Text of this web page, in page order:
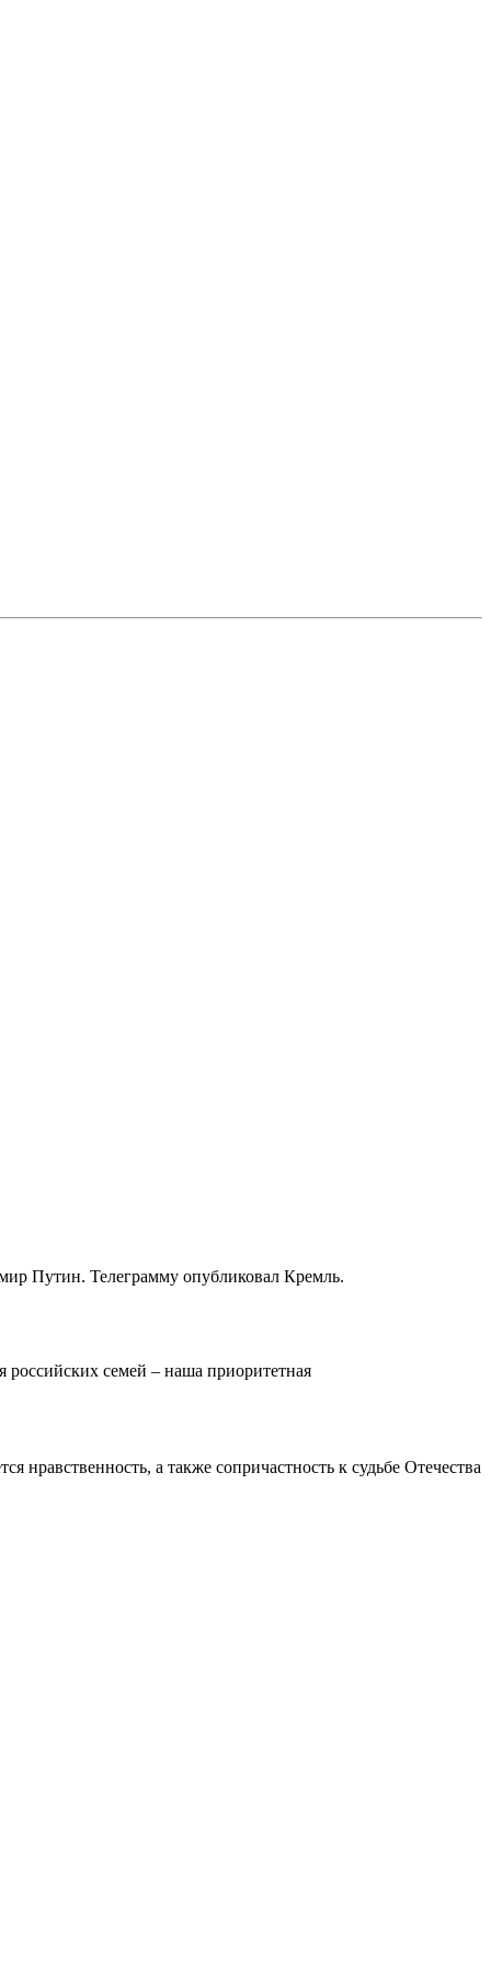
Путин. Телеграмму опубликовал Кремль.
семей – наша приоритетная
нравственность, а также сопричастность к судьбе Отечества